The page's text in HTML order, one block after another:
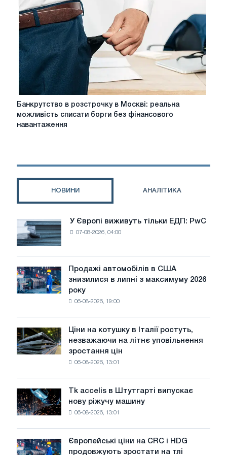
на
нові
ринки
Банкрутство
розстрочку
можливість
навантаження
Банкрутство в розстрочку в Москві: реальна
можливість списати борги без фінансового
навантаження
НОВИНИ АНАЛІТИКА
Європі
виживуть
тільки
ЕДП:
PwC
У Європі виживуть тільки ЕДП: PwC
07-08-2026, 04:00
Продажі
автомобілів
в
липні
з
року
Продажі автомобілів в США
знизилися в липні з максимуму 2026
року
06-08-2026, 19:00
Ціни
на
котушку
незважаючи
на
уповільнення
зростання
цін
Ціни на котушку в Італії ростуть,
незважаючи на літнє уповільнення
зростання цін
06-08-2026, 13:01
Tk
accelis
в
нову
Tk accelis в Штутгарті випускає
нову ріжучу машину
06-08-2026, 13:01
Європейські
Європейські ціни на CRC і HDG
продовжують зростати на тлі